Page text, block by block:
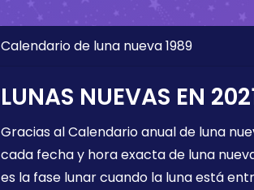
Calendario de luna nueva 1989
LUNAS NUEVAS EN
Gracias al Calendario anual de luna
cada fecha y hora exacta de luna
es la fase lunar cuando la luna está